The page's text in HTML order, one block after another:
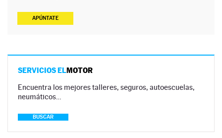
APÚNTATE
SERVICIOS ELMOTOR
Encuentra los mejores talleres, seguros, autoescuelas,
neumáticos…
BUSCAR